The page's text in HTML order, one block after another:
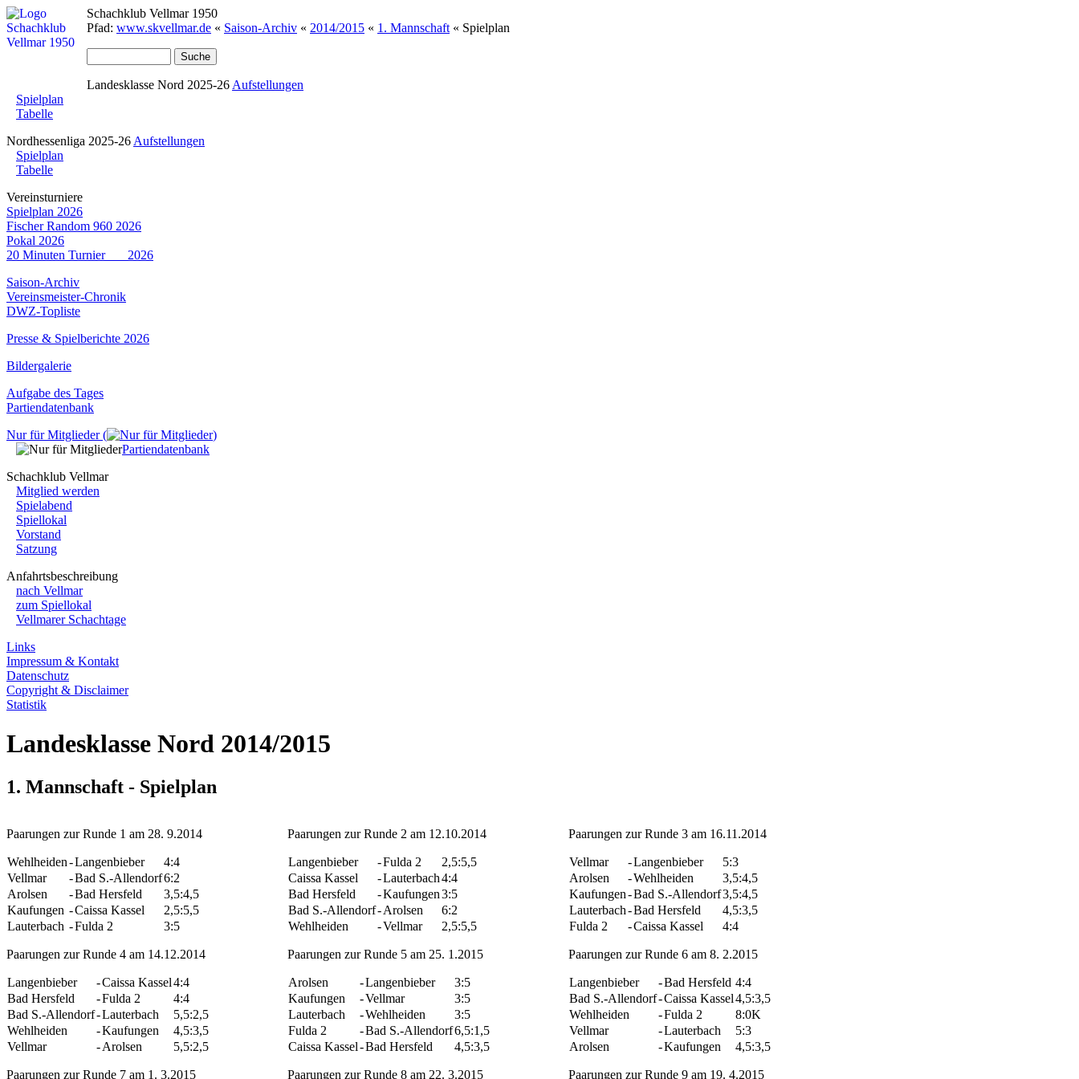
Schachklub Vellmar 1950
Pfad: www.skvellmar.de « Saison-Archiv « 2014/2015 « 1. Mannschaft « Spielplan
Landesklasse Nord 2025-26 Aufstellungen
Spielplan
Tabelle
Nordhessenliga 2025-26 Aufstellungen
Spielplan
Tabelle
Vereinsturniere
Spielplan 2026
Fischer Random 960 2026
Pokal 2026
20 Minuten Turnier 2026
Saison-Archiv
Vereinsmeister-Chronik
DWZ-Topliste
Presse & Spielberichte 2026
Bildergalerie
Aufgabe des Tages
Partiendatenbank
Nur für Mitglieder (
)
Partiendatenbank
Schachklub Vellmar
Mitglied werden
Spielabend
Spiellokal
Vorstand
Satzung
Anfahrtsbeschreibung
nach Vellmar
zum Spiellokal
Vellmarer Schachtage
Links
Impressum & Kontakt
Datenschutz
Copyright & Disclaimer
Statistik
Landesklasse Nord 2014/2015
1. Mannschaft - Spielplan
Paarungen zur Runde 1 am 28. 9.2014
Wehlheiden-Langenbieber
4:4
Vellmar
-Bad S.-Allendorf6:2
Arolsen
-Bad Hersfeld
3,5:4,5
Kaufungen -Caissa Kassel
2,5:5,5
Lauterbach -Fulda 2 3:5
Paarungen zur Runde 2 am 12.10.2014
Langenbieber -Fulda 2
2,5:5,5
Caissa Kassel
-Lauterbach4:4
Bad Hersfeld
-Kaufungen3:5
Bad S.-Allendorf-Arolsen
6:2
Wehlheiden
-Vellmar 2,5:5,5
Paarungen zur Runde 3 am 16.11.2014
Vellmar -Langenbieber
5:3
Arolsen
-Wehlheiden
3,5:4,5
Kaufungen-Bad S.-Allendorf3,5:4,5
Lauterbach-Bad Hersfeld
4,5:3,5
Fulda 2
-Caissa Kassel 4:4
Paarungen zur Runde 4 am 14.12.2014
Langenbieber -Caissa Kassel4:4
Bad Hersfeld
-Fulda 2
4:4
Bad S.-Allendorf-Lauterbach
5,5:2,5
Wehlheiden
-Kaufungen
4,5:3,5
Vellmar
-Arolsen 5,5:2,5
Paarungen zur Runde 5 am 25. 1.2015
Arolsen -Langenbieber
3:5
Kaufungen
-Vellmar
3:5
Lauterbach
-Wehlheiden
3:5
Fulda 2
-Bad S.-Allendorf6,5:1,5
Caissa Kassel-Bad Hersfeld 4,5:3,5
Paarungen zur Runde 6 am 8. 2.2015
Langenbieber -Bad Hersfeld 4:4
Bad S.-Allendorf-Caissa Kassel4,5:3,5
Wehlheiden
-Fulda 2
8:0K
Vellmar
-Lauterbach
5:3
Arolsen
-Kaufungen 4,5:3,5
Paarungen zur Runde 7 am 1. 3.2015 Paarungen zur Runde 8 am 22. 3.2015 Paarungen zur Runde 9 am 19. 4.2015